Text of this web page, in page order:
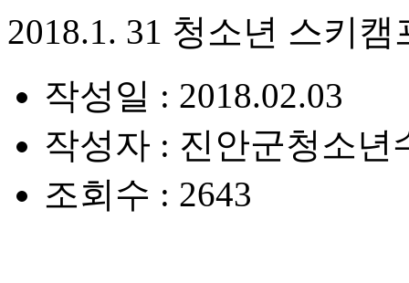
2018.1. 31 청소년 스키캠
작성일 : 2018.02.03
작성자 : 진안군청소년
조회수 : 2643